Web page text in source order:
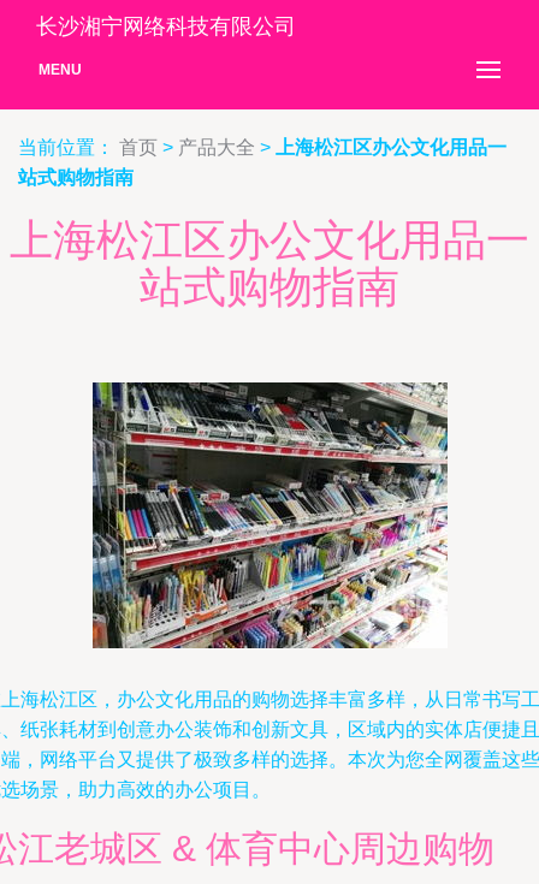
长沙湘宁网络科技有限公司
MENU
当前位置： 首页 > 产品大全 >
上海松江区办公文化用品一
站式购物指南
上海松江区办公文化用品一
站式购物指南
海松江区，办公文化用品的购物选择丰富多样，从日常书写工
纸张耗材到创意办公装饰和创新文具，区域内的实体店便捷且
，网络平台又提供了极致多样的选择。本次为您全网覆盖这些
场景，助力高效的办公项目。
江老城区 & 体育中心周边购物